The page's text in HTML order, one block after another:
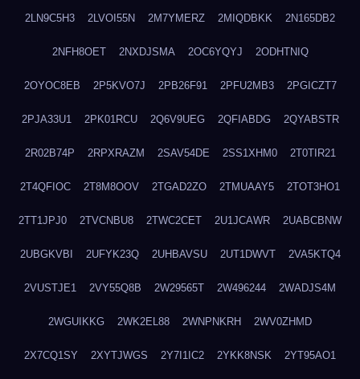
2LN9C5H3 2LVOI55N 2M7YMERZ 2MIQDBKK 2N165DB2
2NFH8OET 2NXDJSMA 2OC6YQYJ 2ODHTNIQ
2OYOC8EB 2P5KVO7J 2PB26F91 2PFU2MB3 2PGICZT7
2PJA33U1 2PK01RCU 2Q6V9UEG 2QFIABDG 2QYABSTR
2R02B74P 2RPXRAZM 2SAV54DE 2SS1XHM0 2T0TIR21
2T4QFIOC 2T8M8OOV 2TGAD2ZO 2TMUAAY5 2TOT3HO1
2TT1JPJ0 2TVCNBU8 2TWC2CET 2U1JCAWR 2UABCBNW
2UBGKVBI 2UFYK23Q 2UHBAVSU 2UT1DWVT 2VA5KTQ4
2VUSTJE1 2VY55Q8B 2W29565T 2W496244 2WADJS4M
2WGUIKKG 2WK2EL88 2WNPNKRH 2WV0ZHMD
2X7CQ1SY 2XYTJWGS 2Y7I1IC2 2YKK8NSK 2YT95AO1